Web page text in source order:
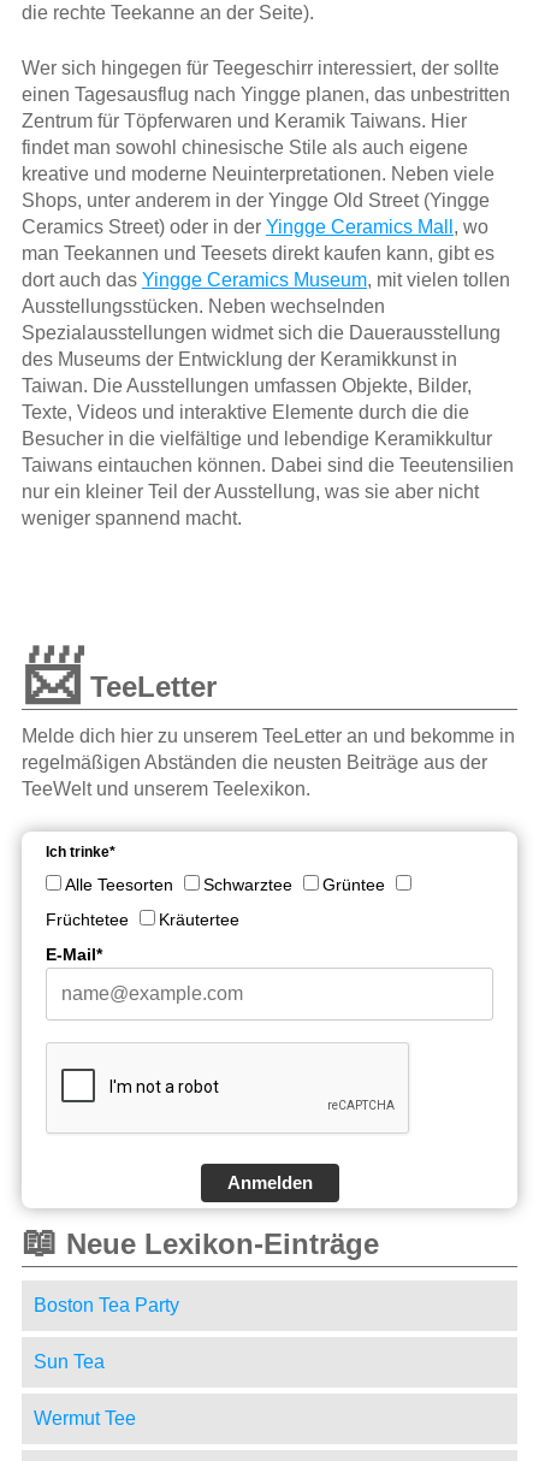
die rechte Teekanne an der Seite).
Wer sich hingegen für Teegeschirr interessiert, der sollte
einen Tagesausflug nach Yingge planen, das unbestritten
Zentrum für Töpferwaren und Keramik Taiwans. Hier
findet man sowohl chinesische Stile als auch eigene
kreative und moderne Neuinterpretationen. Neben viele
Shops, unter anderem in der Yingge Old Street (Yingge
Ceramics Street) oder in der Yingge Ceramics Mall , wo
man Teekannen und Teesets direkt kaufen kann, gibt es
dort auch das Yingge Ceramics Museum, mit vielen tollen
Ausstellungsstücken. Neben wechselnden
Spezialausstellungen widmet sich die Dauerausstellung
des Museums der Entwicklung der Keramikkunst in
Taiwan. Die Ausstellungen umfassen Objekte, Bilder,
Texte, Videos und interaktive Elemente durch die die
Besucher in die vielfältige und lebendige Keramikkultur
Taiwans eintauchen können. Dabei sind die Teeutensilien
nur ein kleiner Teil der Ausstellung, was sie aber nicht
weniger spannend macht.
📨 TeeLetter
Melde dich hier zu unserem TeeLetter an und bekomme in
regelmäßigen Abständen die neusten Beiträge aus der
TeeWelt und unserem Teelexikon.
Ich trinke*
Alle Teesorten Schwarztee
Grüntee
Früchtetee
Kräutertee
E-Mail*
Anmelden
📖 Neue Lexikon-Einträge
Boston Tea Party
Sun Tea
Wermut Tee